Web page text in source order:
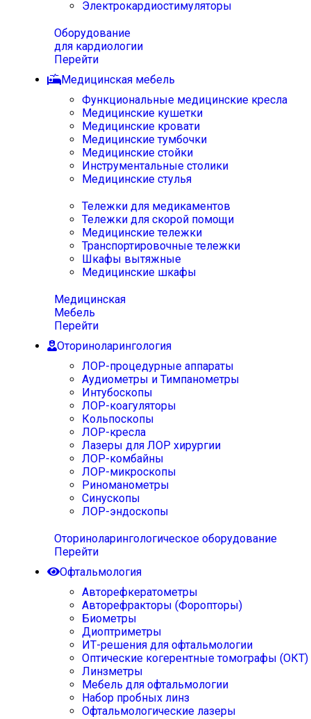
Электрокардиостимуляторы
Оборудование
для кардиологии
Перейти
Медицинская мебель
Функциональные медицинские кресла
Медицинские кушетки
Медицинские кровати
Медицинские тумбочки
Медицинские стойки
Инструментальные столики
Медицинские стулья
Тележки для медикаментов
Тележки для скорой помощи
Медицинские тележки
Транспортировочные тележки
Шкафы вытяжные
Медицинские шкафы
Медицинская
Мебель
Перейти
Оториноларингология
ЛОР-процедурные аппараты
Аудиометры и Тимпанометры
Интубоскопы
ЛОР-коагуляторы
Кольпоскопы
ЛОР-кресла
Лазеры для ЛОР хирургии
ЛОР-комбайны
ЛОР-микроскопы
Риноманометры
Синускопы
ЛОР-эндоскопы
Оториноларингологическое оборудование
Перейти
Офтальмология
Авторефкератометры
Авторефракторы (Форопторы)
Биометры
Диоптриметры
ИТ-решения для офтальмологии
Оптические когерентные томографы (ОКТ)
Линзметры
Мебель для офтальмологии
Набор пробных линз
Офтальмологические лазеры